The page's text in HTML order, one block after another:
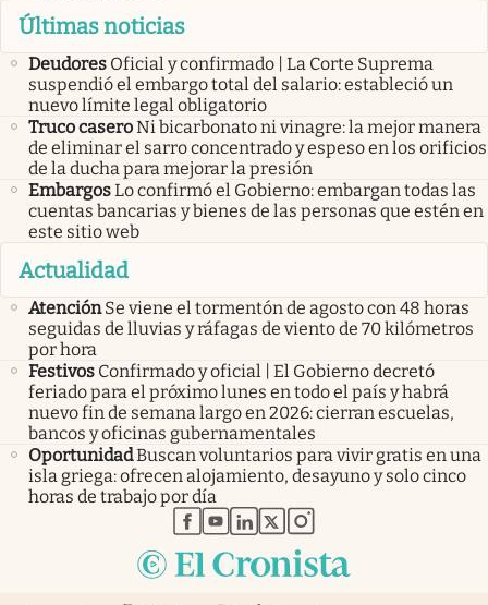
Últimas noticias
Deudores Oficial y confirmado | La Corte Suprema
suspendió el embargo total del salario: estableció un
nuevo límite legal obligatorio
Truco caseroNi bicarbonato ni vinagre: la mejor manera
de eliminar el sarro concentrado y espeso en los orificios
de la ducha para mejorar la presión
EmbargosLo confirmó el Gobierno: embargan todas las
cuentas bancarias y bienes de las personas que estén en
este sitio web
Actualidad
Atención Se viene el tormentón de agosto con 48 horas
seguidas de lluvias y ráfagas de viento de 70 kilómetros
por hora
Festivos Confirmado y oficial | El Gobierno decretó
feriado para el próximo lunes en todo el país y habrá
nuevo fin de semana largo en 2026: cierran escuelas,
bancos y oficinas gubernamentales
OportunidadBuscan voluntarios para vivir gratis en una
isla griega: ofrecen alojamiento, desayuno y solo cinco
horas de trabajo por día
abre en nueva pestaña
abre en nueva pestaña
abre en nueva pestaña
abre en nueva pestaña
abre en nueva pestaña